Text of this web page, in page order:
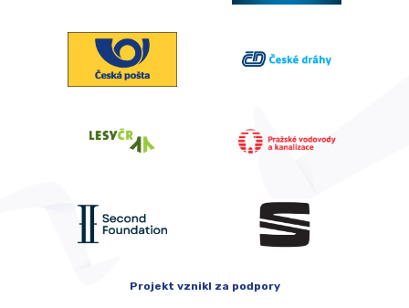
Projekt vznikl za podpory